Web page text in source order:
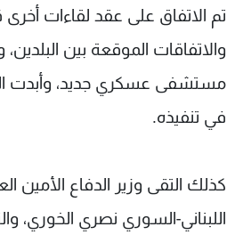
تم الاتفاق على عقد لقاءات أخرى
والاتفاقات الموقعة بين
مستشفى عسكري جديد، وأبدت
في تنفيذه.
كذلك التقى وزير الدفاع الأمين
اللبناني-السوري نصري الخوري،